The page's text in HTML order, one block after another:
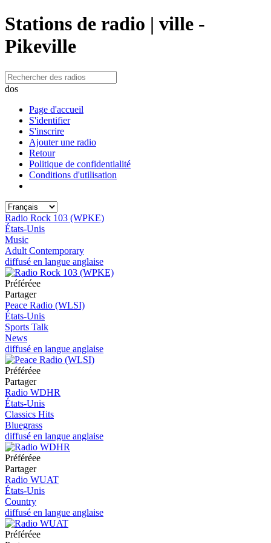
Stations de radio | ville -
Pikeville
dos
Page d'accueil
S'identifier
S'inscrire
Ajouter une radio
Retour
Politique de confidentialité
Conditions d'utilisation
Radio Rock 103 (WPKE)
États-Unis
Music
Adult Contemporary
diffusé en langue anglaise
Préféréeе
Partager
Peace Radio (WLSI)
États-Unis
Sports Talk
News
diffusé en langue anglaise
Préféréeе
Partager
Radio WDHR
États-Unis
Classics Hits
Bluegrass
diffusé en langue anglaise
Préféréeе
Partager
Radio WUAT
États-Unis
Country
diffusé en langue anglaise
Préféréeе